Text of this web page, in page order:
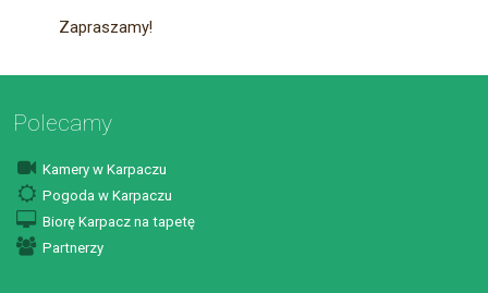
Zapraszamy!
Polecamy
Kamery w Karpaczu
Pogoda w Karpaczu
Biorę Karpacz na tapetę
Partnerzy